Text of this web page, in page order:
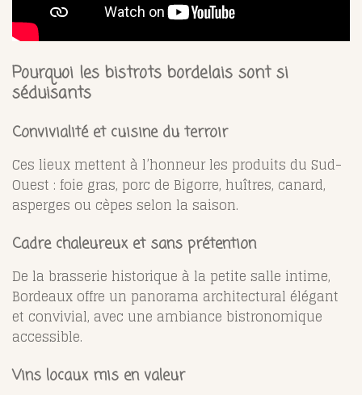
Pourquoi les bistrots bordelais sont si
séduisants
Convivialité et cuisine du terroir
Ces lieux mettent à l’honneur les produits du Sud-
Ouest : foie gras, porc de Bigorre, huîtres, canard,
asperges ou cèpes selon la saison.
Cadre chaleureux et sans prétention
De la brasserie historique à la petite salle intime,
Bordeaux offre un panorama architectural élégant
et convivial, avec une ambiance bistronomique
accessible.
Vins locaux mis en valeur